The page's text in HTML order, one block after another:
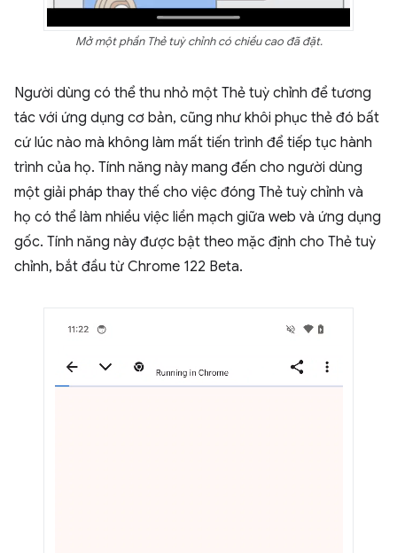
Mở một phần Thẻ tuỳ chỉnh có chiều cao đã đặt.
Người dùng có thể thu nhỏ một Thẻ tuỳ chỉnh để tương
tác với ứng dụng cơ bản, cũng như khôi phục thẻ đó bất
cứ lúc nào mà không làm mất tiến trình để tiếp tục hành
trình của họ. Tính năng này mang đến cho người dùng
một giải pháp thay thế cho việc đóng Thẻ tuỳ chỉnh và
họ có thể làm nhiều việc liền mạch giữa web và ứng dụng
gốc. Tính năng này được bật theo mặc định cho Thẻ tuỳ
chỉnh, bắt đầu từ Chrome 122 Beta.